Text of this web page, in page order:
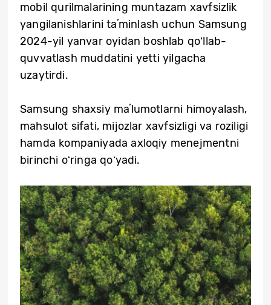
mobil qurilmalarining muntazam xavfsizlik
yangilanishlarini taʼminlash uchun Samsung
2024-yil yanvar oyidan boshlab qoʻllab-
quvvatlash muddatini yetti yilgacha
uzaytirdi.
Samsung shaxsiy maʼlumotlarni himoyalash,
mahsulot sifati, mijozlar xavfsizligi va roziligi
hamda kompaniyada axloqiy menejmentni
birinchi oʻringa qoʻyadi.